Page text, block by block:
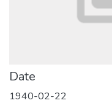
Date
1940-02-22